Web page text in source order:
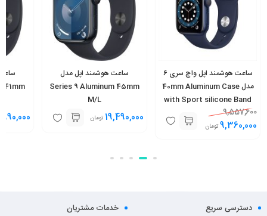
ساعت هوشمند اپل واچ سری 6
مدل 40mm Aluminum Case
with Sport silicone Band
9,557,600
9,360,000 تومان
ساعت هوشمند اپل مدل
Series 9 Aluminum 45mm
M/L
19,490,000 تومان
41mm
دسترسی سریع خدمات مشتریان